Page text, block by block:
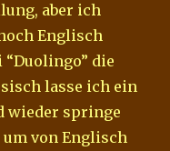
aber ich
Englisch
die
lasse ich ein
wieder springe
von Englisch